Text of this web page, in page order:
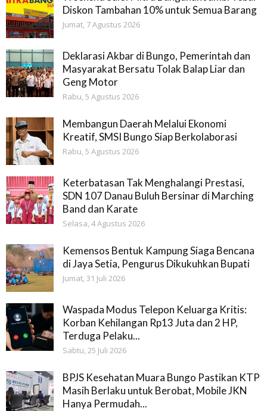
Diskon Tambahan 10% untuk Semua Barang
Jumat, 7 Agustus 2026
Deklarasi Akbar di Bungo, Pemerintah dan
Masyarakat Bersatu Tolak Balap Liar dan
Geng Motor
Rabu, 5 Agustus 2026
Membangun Daerah Melalui Ekonomi
Kreatif, SMSI Bungo Siap Berkolaborasi
Rabu, 5 Agustus 2026
Keterbatasan Tak Menghalangi Prestasi,
SDN 107 Danau Buluh Bersinar di Marching
Band dan Karate
Selasa, 4 Agustus 2026
Kemensos Bentuk Kampung Siaga Bencana
di Jaya Setia, Pengurus Dikukuhkan Bupati
Jumat, 31 Juli 2026
Waspada Modus Telepon Keluarga Kritis:
Korban Kehilangan Rp13 Juta dan 2 HP,
Terduga Pelaku...
Sabtu, 25 Juli 2026
BPJS Kesehatan Muara Bungo Pastikan KTP
Masih Berlaku untuk Berobat, Mobile JKN
Hanya Permudah...